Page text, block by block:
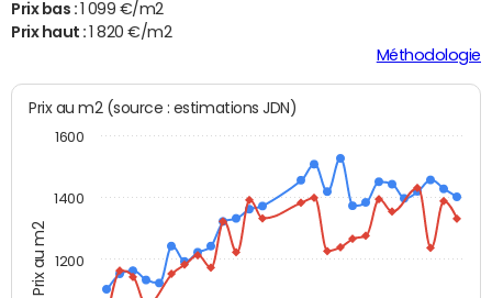
Prix bas :
1 099 €/m2
Prix haut :
1 820 €/m2
Méthodologie
Prix au m2
Prix au m2 (source : estimations JDN)
1200
1400
1600